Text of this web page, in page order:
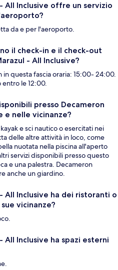
All Inclusive offre un servizio
da e per l'aeroporto.
il check-in e il check-out
- All Inclusive?
questa fascia oraria: 15:00- 24:00.
le 12:00.
presso Decameron
e nelle vicinanze?
e sci nautico o esercitati nei
delle altre attività in loco, come
nuotata nella piscina all'aperto
servizi disponibili presso questo
e una palestra. Decameron
anche un giardino.
All Inclusive ha dei ristoranti o
vicinanze?
All Inclusive ha spazi esterni